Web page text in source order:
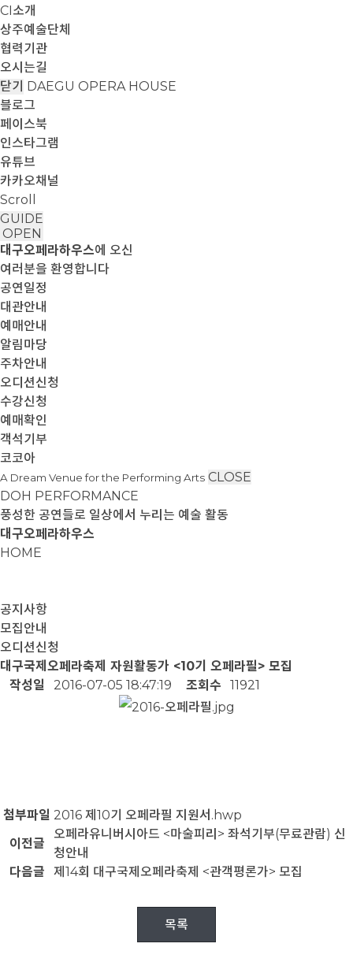
CI소개
상주예술단체
협력기관
오시는길
닫기 DAEGU OPERA HOUSE
블로그
페이스북
인스타그램
유튜브
카카오채널
Scroll
GUIDE
OPEN
대구오페라하우스에 오신
여러분을 환영합니다
공연일정
대관안내
예매안내
알림마당
주차안내
오디션신청
수강신청
예매확인
객석기부
코코아
A Dream Venue for the Performing Arts CLOSE
DOH PERFORMANCE
풍성한 공연들로 일상에서 누리는 예술 활동
대구오페라하우스
HOME
공지사항
모집안내
오디션신청
대구국제오페라축제 자원활동가 <10기 오페라필> 모집
작성일
2016-07-05 18:47:19 조회수 11921
첨부파일 2016 제10기 오페라필 지원서.hwp
이전글
오페라유니버시아드 <마술피리> 좌석기부(무료관람) 신
청안내
다음글
제14회 대구국제오페라축제 <관객평론가> 모집
목록